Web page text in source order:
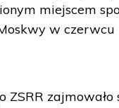
miejscem
w czerwcu